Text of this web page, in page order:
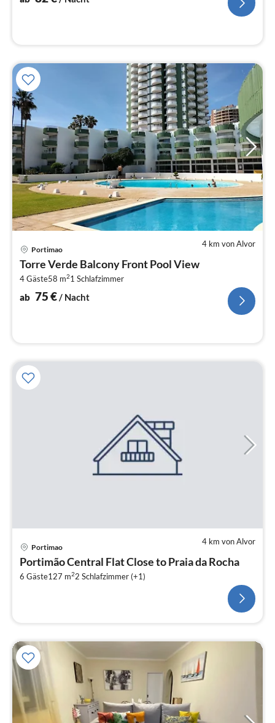
4 km von Alvor
Portimao
Torre Verde Balcony Front Pool View
4 Gäste58 m21 Schlafzimmer
ab 75€/ Nacht
4 km von Alvor
Portimao
Portimão Central Flat Close to Praia da Rocha
6 Gäste127 m22 Schlafzimmer (+1)